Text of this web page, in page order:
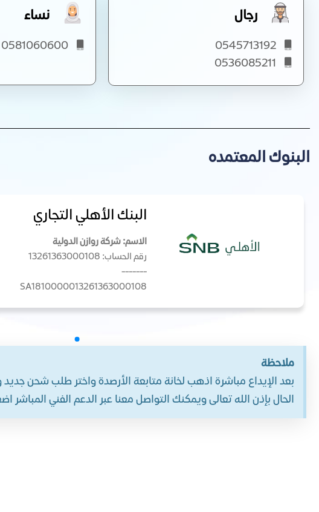
رجال نساء
0581060600
البنوك المعتمده
البنك الأهلي التجاري
الاسم: شركة روازن الدولية
رقم الحساب: 13261363000108
-------
SA1810000013261363000108
ملاحظة
بعد الإيداع مباشرة اذهب لخانة متابعة الأرصدة واختر طلب شحن
الحال بإذن الله تعالى ويمكنك التواصل معنا عبر الدعم الفني